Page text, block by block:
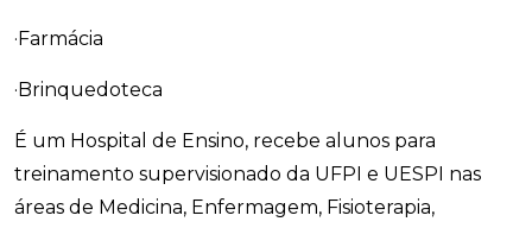
·Farmácia
·Brinquedoteca
É um Hospital de Ensino, recebe alunos para
treinamento supervisionado da UFPI e UESPI nas
áreas de Medicina, Enfermagem, Fisioterapia,